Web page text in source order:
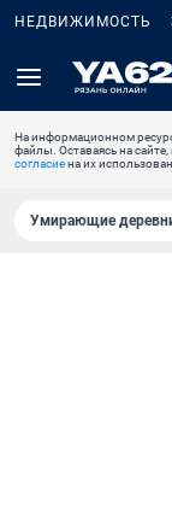
НЕДВИЖИМОСТЬ
На информационном
файлы. Оставаясь на
согласиена их
Умирающие